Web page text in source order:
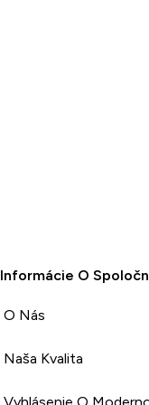
Informácie O
O Nás
Naša Kvalita
Vyhlásenie O